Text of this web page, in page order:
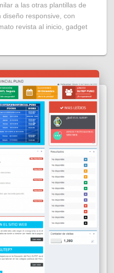
a las otras plantillas de
responsive, con
revista al inicio, gadget